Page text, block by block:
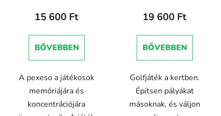
átlagos
5-
ből
csillag.
15 600 Ft
BŐVEBBEN
A pexeso a játékosok
memóriájára és
koncentrációjára
19 600 Ft
BŐVEBBEN
Golfjáték a kertben.
Építsen pályákat
másoknak, és váljon